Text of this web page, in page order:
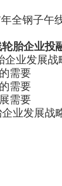
全钢子午
胎企业投
企业发展
需要
需要
需要
业发展战